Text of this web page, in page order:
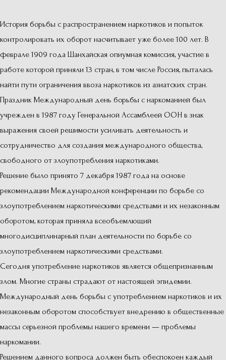
История борьбы с распространением наркотиков и попыток
контролировать их оборот насчитывает уже более 100 лет. В
феврале 1909 года Шанхайская опиумная комиссия, участие в
работе которой приняли 13 стран, в том числе Россия, пыталась
найти пути ограничения ввоза наркотиков из азиатских стран.
Праздник Международный день борьбы с наркоманией был
учрежден в 1987 году Генеральной Ассамблеей ООН в знак
выражения своей решимости усиливать деятельность и
сотрудничество для создания международного общества,
свободного от злоупотребления наркотиками.
Решение было принято 7 декабря 1987 года на основе
рекомендации Международной конференции по борьбе со
злоупотреблением наркотическими средствами и их незаконным
оборотом, которая приняла всеобъемлющий
многодисциплинарный план деятельности по борьбе со
злоупотреблением наркотическими средствами.
Сегодня употребление наркотиков является общепризнанным
злом. Многие страны страдают от настоящей эпидемии.
Международный день борьбы с употреблением наркотиков и их
незаконным оборотом способствует внедрению в общественные
массы серьезной проблемы нашего времени — проблемы
наркомании.
Решением данного вопроса должен быть обеспокоен каждый